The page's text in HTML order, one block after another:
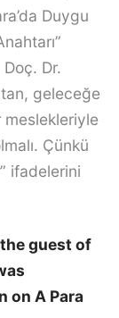
Duygu
Doç. Dr.
geleceğe
meslekleriyle
Çünkü
ifadelerini
guest of
on A Para